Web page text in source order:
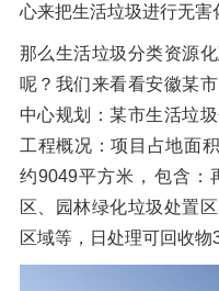
联系我们
心来把生活垃圾进行无害
那么生活垃圾分类资源
呢？我们来看看安徽某
中心规划：某市生活垃
工程概况：项目占地面
约9049平方米，包含：
区、园林绿化垃圾处置
区域等，日处理可回收物